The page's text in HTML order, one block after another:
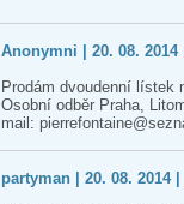
Anonymni | 20. 08. 2014
Prodám dvoudenní lístek
Osobní odběr Praha,
mail:
partyman | 20. 08. 2014 |